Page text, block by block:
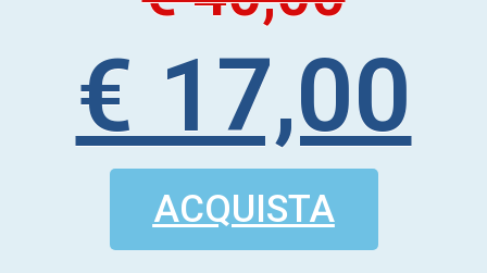
€ 17,00
ACQUISTA